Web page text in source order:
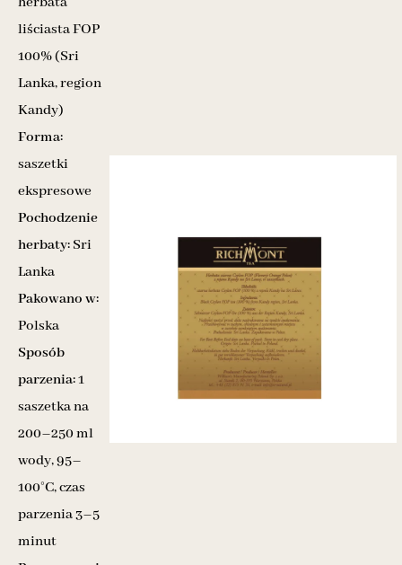
liściasta FOP
100% (Sri
Lanka, region
Kandy)
Forma:
saszetki
ekspresowe
Pochodzenie
herbaty: Sri
Lanka
Pakowano w:
Polska
Sposób
parzenia:1
saszetka na
200–250 ml
wody, 95–
100°C, czas
parzenia 3–5
minut